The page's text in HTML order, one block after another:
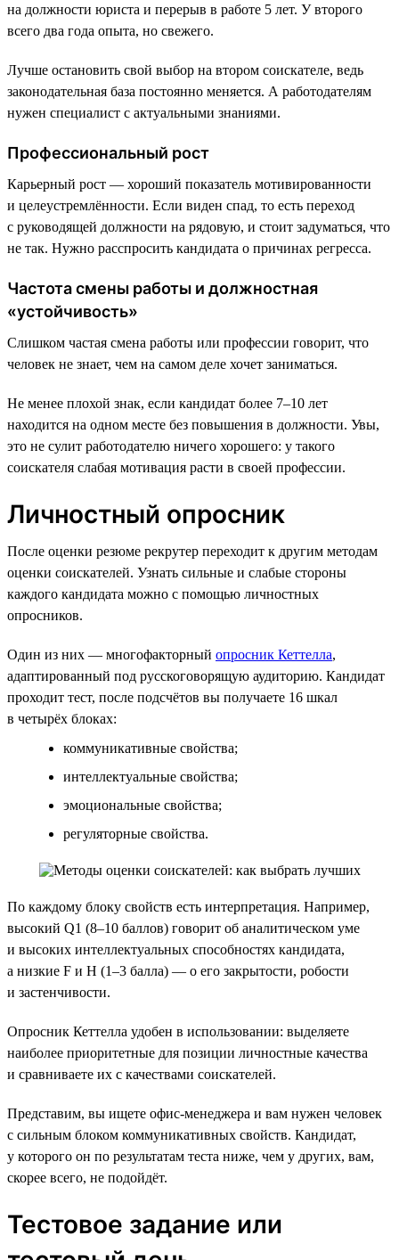
на должности юриста и перерыв в работе 5 лет. У второго
всего два года опыта, но свежего.
Лучше остановить свой выбор на втором соискателе, ведь
законодательная база постоянно меняется. А работодателям
нужен специалист с актуальными знаниями.
Профессиональный рост
Карьерный рост — хороший показатель мотивированности
и целеустремлённости. Если виден спад, то есть переход
с руководящей должности на рядовую, и стоит задуматься, что
не так. Нужно расспросить кандидата о причинах регресса.
Частота смены работы и должностная
«устойчивость»
Слишком частая смена работы или профессии говорит, что
человек не знает, чем на самом деле хочет заниматься.
Не менее плохой знак, если кандидат более 7–10 лет
находится на одном месте без повышения в должности. Увы,
это не сулит работодателю ничего хорошего: у такого
соискателя слабая мотивация расти в своей профессии.
Личностный опросник
После оценки резюме рекрутер переходит к другим методам
оценки соискателей. Узнать сильные и слабые стороны
каждого кандидата можно с помощью личностных
опросников.
Один из них — многофакторный опросник Кеттелла,
адаптированный под русскоговорящую аудиторию. Кандидат
проходит тест, после подсчётов вы получаете 16 шкал
в четырёх блоках:
коммуникативные свойства;
интеллектуальные свойства;
эмоциональные свойства;
регуляторные свойства.
По каждому блоку свойств есть интерпретация. Например,
высокий Q1 (8–10 баллов) говорит об аналитическом уме
и высоких интеллектуальных способностях кандидата,
а низкие F и H (1–3 балла) — о его закрытости, робости
и застенчивости.
Опросник Кеттелла удобен в использовании: выделяете
наиболее приоритетные для позиции личностные качества
и сравниваете их с качествами соискателей.
Представим, вы ищете офис-менеджера и вам нужен человек
с сильным блоком коммуникативных свойств. Кандидат,
у которого он по результатам теста ниже, чем у других, вам,
скорее всего, не подойдёт.
Тестовое задание или